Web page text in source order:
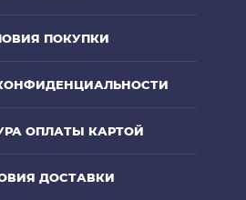
ПОКУПКИ
ОПЛАТЫ КАРТОЙ
ДОСТАВКИ